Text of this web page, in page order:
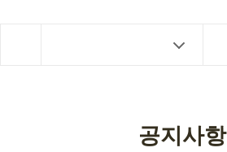
공지사항